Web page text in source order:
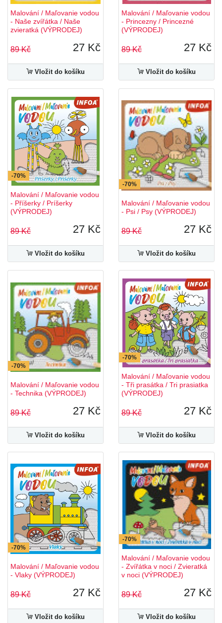
Malování / Maľovanie vodou
- Naše zvířátka / Naše
zvieratká (VÝPRODEJ)
89 Kč 27 Kč
Vložit do košíku
Malování / Maľovanie vodou
- Princezny / Princezné
(VÝPRODEJ)
89 Kč 27 Kč
Vložit do košíku
-70%
Malování / Maľovanie vodou
- Příšerky / Príšerky
(VÝPRODEJ)
89 Kč 27 Kč
Vložit do košíku
-70%
Malování / Maľovanie vodou
- Psi / Psy (VÝPRODEJ)
89 Kč 27 Kč
Vložit do košíku
-70%
Malování / Maľovanie vodou
- Technika (VÝPRODEJ)
89 Kč 27 Kč
Vložit do košíku
-70%
Malování / Maľovanie vodou
- Tři prasátka / Tri prasiatka
(VÝPRODEJ)
89 Kč 27 Kč
Vložit do košíku
-70%
Malování / Maľovanie vodou
- Vlaky (VÝPRODEJ)
89 Kč 27 Kč
Vložit do košíku
-70%
Malování / Maľovanie vodou
- Zvířátka v noci / Zvieratká
v noci (VÝPRODEJ)
89 Kč 27 Kč
Vložit do košíku